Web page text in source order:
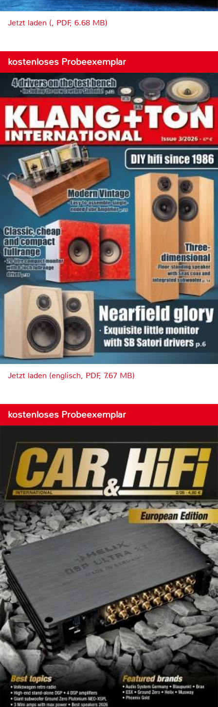
Jetzt laden (, PDF, 6.68 MB)
kostenloses Probeexemplar
Jetzt laden (englisch, PDF, 7.67 MB)
kostenloses Probeexemplar